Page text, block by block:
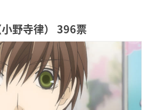
野寺律） 396票